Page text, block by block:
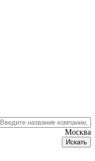
Москва
Искать